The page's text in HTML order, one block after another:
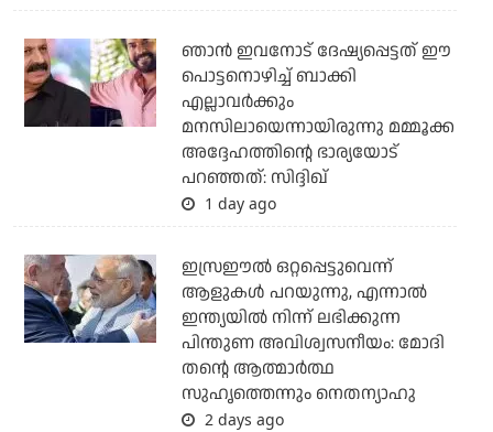
ഞാന്‍ ഇവനോട് ദേഷ്യപ്പെട്ടത് ഈ
പൊട്ടനൊഴിച്ച് ബാക്കി
എല്ലാവര്‍ക്കും
മനസിലായെന്നായിരുന്നു മമ്മൂക്ക
അദ്ദേഹത്തിന്റെ ഭാര്യയോട്
പറഞ്ഞത്: സിദ്ദിഖ്
1 day ago
ഇസ്രഈല്‍ ഒറ്റപ്പെട്ടുവെന്ന്
ആളുകള്‍ പറയുന്നു, എന്നാല്‍
ഇന്ത്യയില്‍ നിന്ന് ലഭിക്കുന്ന
പിന്തുണ അവിശ്വസനീയം: മോദി
തന്റെ ആത്മാര്‍ത്ഥ
സുഹൃത്തെന്നും നെതന്യാഹു
2 days ago